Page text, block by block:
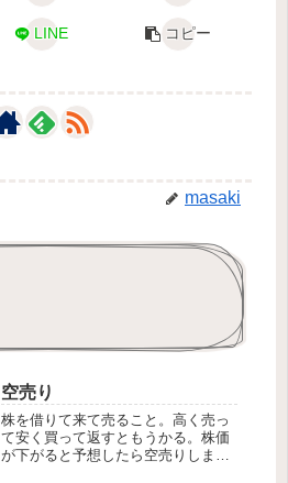
LINE コピー
masaki
空売り
株を借りて来て売ること。高く売っ
て安く買って返すともうかる。株価
が下がると予想したら空売りしまし